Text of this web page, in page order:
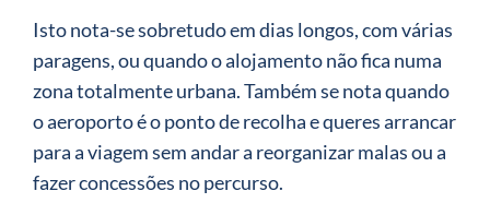
Isto nota-se sobretudo em dias longos, com várias
paragens, ou quando o alojamento não fica numa
zona totalmente urbana. Também se nota quando
o aeroporto é o ponto de recolha e queres arrancar
para a viagem sem andar a reorganizar malas ou a
fazer concessões no percurso.